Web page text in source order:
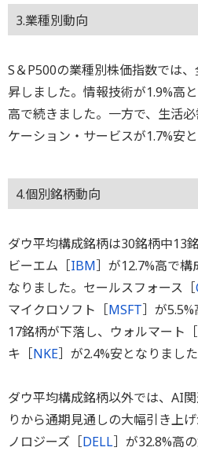
3.業種別動向
S＆P500の業種別株価指数では
昇しました。情報技術が1.9%高
高で続きました。一方で、生活
ケーション・サービスが1.7%安と
4.個別銘柄動向
ダウ平均構成銘柄は30銘柄中13
ビーエム［IBM］が12.7%高で
なりました。セールスフォース［
マイクロソフト［MSFT］が
17銘柄が下落し、ウォルマート［
キ［NKE］が2.4%安となりました
ダウ平均構成銘柄以外では、AI
りから通期見通しの大幅引き上
ノロジーズ［DELL］が32.8%高